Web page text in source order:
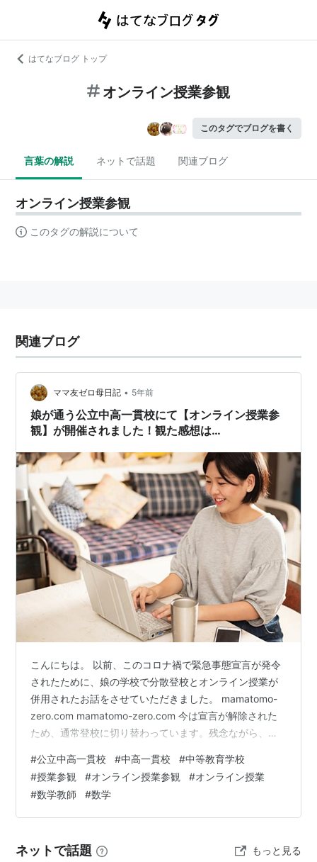
はてなブログ トップ
オンライン授業参観
このタグでブログを書く
言葉の解説 ネットで話題 関連ブログ
オンライン授業参観
このタグの解説について
関連ブログ
ママ友ゼロ母日記 • 5年前
娘が通う公立中高一貫校にて【オンライン授業参
観】が開催されました！観た感想は…
こんにちは。 以前、このコロナ禍で緊急事態宣言が発令
されたために、娘の学校で分散登校とオンライン授業が
併用されたお話をさせていただきました。 mamatomo-
zero.com mamatomo-zero.com 今は宣言が解除された
ため、通常登校に切り替わっています。残念ながら、そ
れていますね。 授業参観も同様で、1学期も2学期も観覧
形式ではなく、オンラインとなりました。 1学期は、初め
ての試みとはいえ、かなりお粗末で…最初の15分以上繋
がらず、ようやく繋がったと思っても、途切れ途切れ
いほどで…
#公立中高一貫校 #中高一貫校 #中等教育学校
#授業参観 #オンライン授業参観 #オンライン授業
#数学教師 #数学
ネットで話題 もっと見る